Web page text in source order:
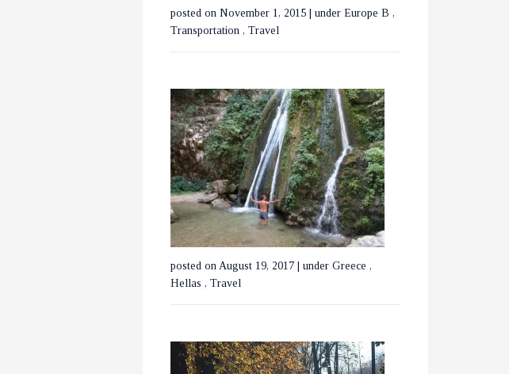
posted on November 1, 2015 under Europe B ,
Transportation , Travel
posted on August 19, 2017 under Greece ,
Hellas , Travel
ΕΞΕΡΕΥΝΩΝΤΑΣ ΤΟ
ΒΟΥΚΟΥΡΕΣΤΙ ΣΕ 3
ΗΜΕΡΕΣ